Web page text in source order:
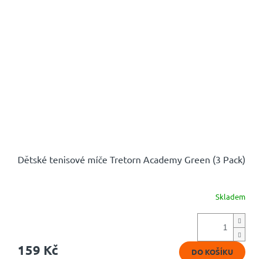
Dětské tenisové míče Tretorn Academy Green (3 Pack)
Skladem
159 Kč DO KOŠÍKU